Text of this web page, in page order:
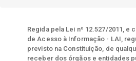
Regida pela Lei nº 12.527/2011, e
de Acesso à Informação - LAI,
previsto na Constituição, de
receber dos órgãos e entidades